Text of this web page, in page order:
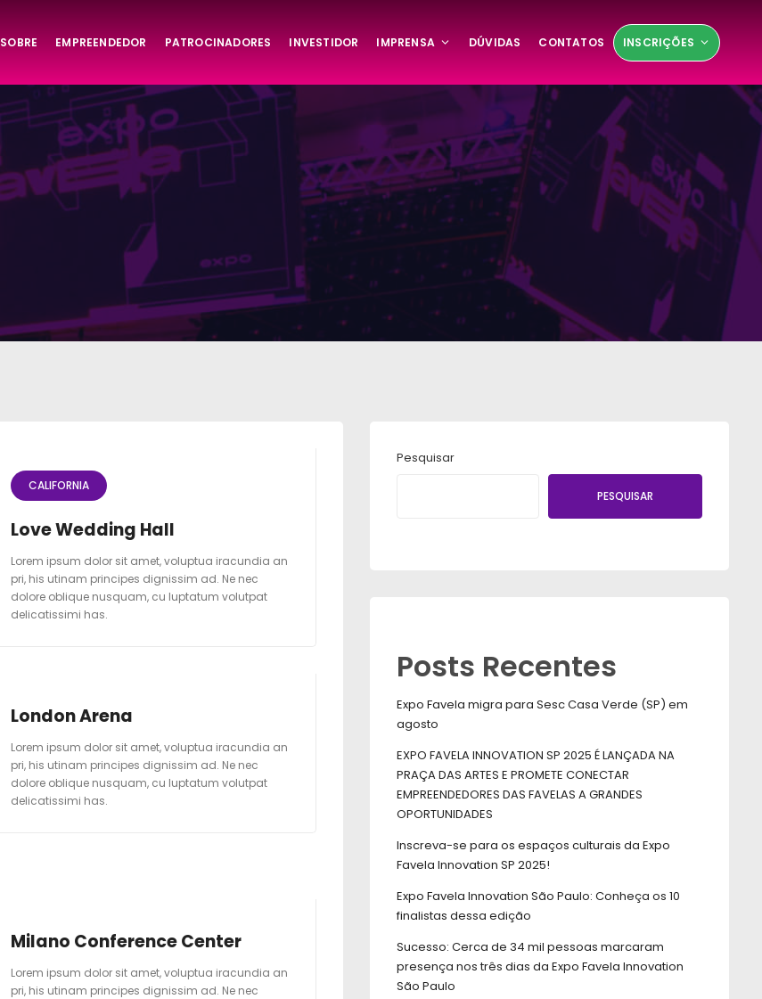
SOBRE EMPREENDEDOR PATROCINADORES INVESTIDOR IMPRENSA DÚVIDAS CONTATOS INSCRIÇÕES
CALIFORNIA
Love Wedding Hall
Lorem ipsum dolor sit amet, voluptua iracundia an
pri, his utinam principes dignissim ad. Ne nec
dolore oblique nusquam, cu luptatum volutpat
delicatissimi has.
London Arena
Lorem ipsum dolor sit amet, voluptua iracundia an
pri, his utinam principes dignissim ad. Ne nec
dolore oblique nusquam, cu luptatum volutpat
delicatissimi has.
Milano Conference Center
Lorem ipsum dolor sit amet, voluptua iracundia an
pri, his utinam principes dignissim ad. Ne nec
Pesquisar
PESQUISAR
Posts Recentes
Expo Favela migra para Sesc Casa Verde (SP) em
agosto
EXPO FAVELA INNOVATION SP 2025 É LANÇADA NA
PRAÇA DAS ARTES E PROMETE CONECTAR
EMPREENDEDORES DAS FAVELAS A GRANDES
OPORTUNIDADES
Inscreva-se para os espaços culturais da Expo
Favela Innovation SP 2025!
Expo Favela Innovation São Paulo: Conheça os 10
finalistas dessa edição
Sucesso: Cerca de 34 mil pessoas marcaram
presença nos três dias da Expo Favela Innovation
São Paulo